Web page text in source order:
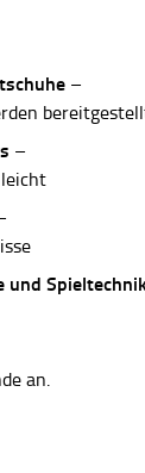
–
–
und
an.